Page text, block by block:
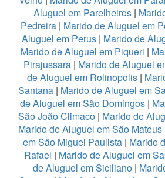
Aluguel em Parelheiros|
Pedreira| Marido de Aluguel em
Aluguel em Perus| Marido de
Marido de Aluguel em Piqueri |
Pirajussara| Marido de Aluguel
de Aluguel em Rolinopolis |
Santana | Marido de Aluguel em
de Aluguel em São Domingos|
São João Climaco| Marido de
Marido de Aluguel em São Mateus
em São Miguel Paulista | Marido
Rafael | Marido de Aluguel em
de Aluguel em Siciliano|